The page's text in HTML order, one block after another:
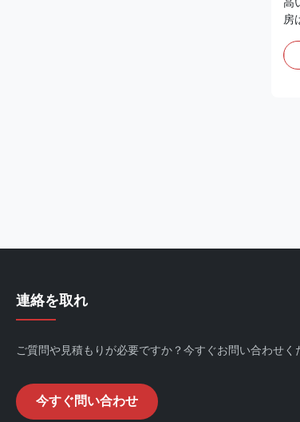
高
房
乳
連絡を取れ
ご質問や見積もりが必要ですか？今すぐお問い合わせく
今すぐ問い合わせ